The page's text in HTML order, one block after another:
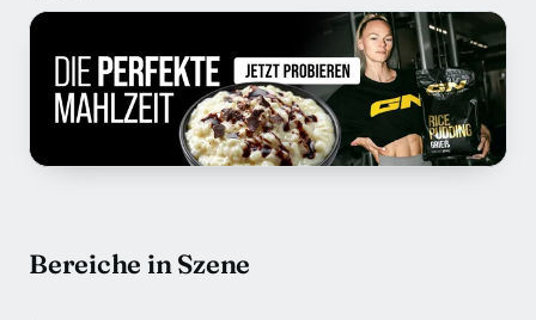
Bereiche in Szene